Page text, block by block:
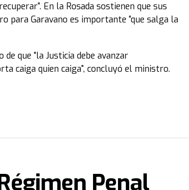
En la Rosada sostienen que sus
para Garavano es importante "que salga la
que "la Justicia debe avanzar
caiga quien caiga", concluyó el ministro.
Penal